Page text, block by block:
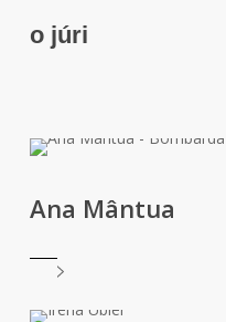
o júri
Ana Mântua